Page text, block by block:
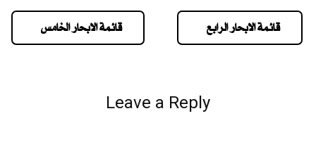
قائمة الابحار الخامس قائمة الابحار الرابع
Leave a Reply